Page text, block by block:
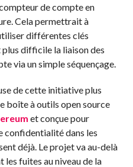
de compte en
Cela permettrait à
différentes clés
difficile la liaison des
via un simple séquençage.
de cette initiative plus
boîte à outils open source
et conçue pour
confidentialité dans les
déjà. Le projet va au-delà
fuites au niveau de la